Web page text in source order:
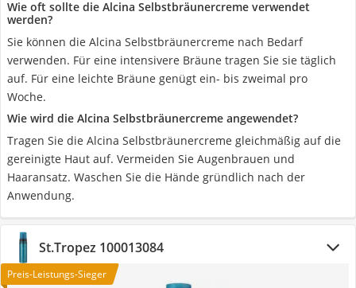
Wie oft sollte die Alcina Selbstbräunercreme verwendet
werden?
Sie können die Alcina Selbstbräunercreme nach Bedarf
verwenden. Für eine intensivere Bräune tragen Sie sie täglich
auf. Für eine leichte Bräune genügt ein- bis zweimal pro
Woche.
Wie wird die Alcina Selbstbräunercreme angewendet?
Tragen Sie die Alcina Selbstbräunercreme gleichmäßig auf die
gereinigte Haut auf. Vermeiden Sie Augenbrauen und
Haaransatz. Waschen Sie die Hände gründlich nach der
Anwendung.
St.Tropez 100013084
Preis-Leistungs-Sieger